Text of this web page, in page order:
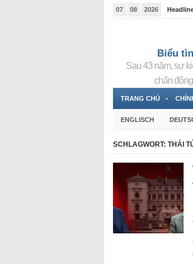
07 08 2026
Biểu
Sau 43 năm, sự
chấn
TRANG CHỦ
ENGLISCH
SCHLAGWORT: THÁI